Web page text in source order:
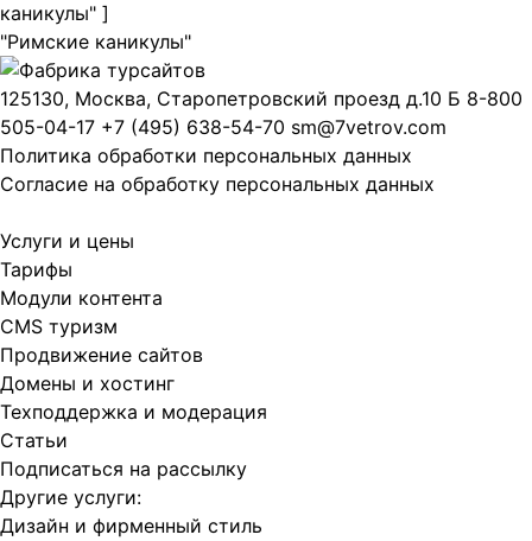
каникулы" ]
"Римские каникулы"
125130, Москва, Старопетровский проезд д.10 Б 8-800
505-04-17 +7 (495) 638-54-70 sm@7vetrov.com
Политика обработки персональных данных
Согласие на обработку персональных данных
Услуги и цены
Тарифы
Модули контента
CMS туризм
Продвижение сайтов
Домены и хостинг
Техподдержка и модерация
Статьи
Подписаться на рассылку
Другие услуги:
Дизайн и фирменный стиль